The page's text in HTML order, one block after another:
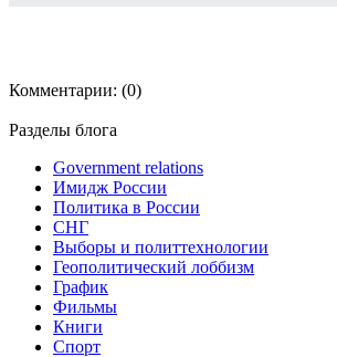
Комментарии: (0)
Разделы блога
Government relations
Имидж России
Политика в России
СНГ
Выборы и политтехнологии
Геополитический лоббизм
График
Фильмы
Книги
Спорт